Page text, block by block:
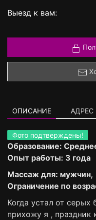
Выезд к вам:
ОПИСАНИЕ АДРЕС
Фото подтверждены!
Образование:
Опыт работы: 3 года
Массаж для: мужчин,
Ограничение по
Когда устал от серых
прихожу я , праздник